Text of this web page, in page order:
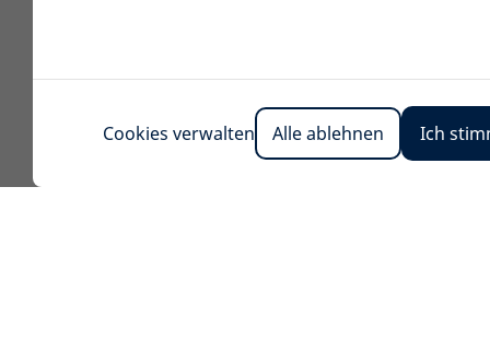
Ich
Alle ablehnen
Cookies verwalten